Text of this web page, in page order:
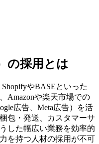
の採用とは
やBASEといった
Amazonや楽天市場での
広告、Meta広告）を活
包・発送、カスタマーサ
した幅広い業務を効率的
を持つ人材の採用が不可